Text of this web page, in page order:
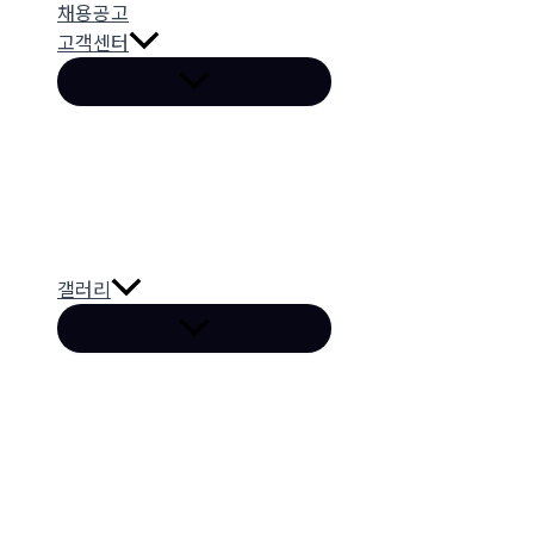
채용공고
고객센터
갤러리